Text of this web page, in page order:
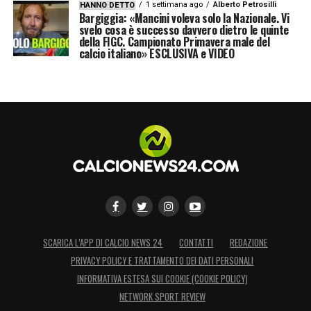
— Jocote de corona. (@llan_Gt)
December 22, 2018
— Will Doe 😇 (O.o)
(@WilLoSaintcross)December 22, 2018
LA PLAYLIST DELLE NOSTRE TOP NEWS
HANNO DETTO 1 settimana ago Alberto Petrosilli
Bargiggia: «Mancini voleva solo la Nazionale. Vi
svelo cosa è successo davvero dietro le quinte
della FIGC. Campionato Primavera male del
calcio italiano» ESCLUSIVA e VIDEO
SCARICA L’APP DI CALCIO NEWS 24 CONTATTI
REDAZIONE
PRIVACY POLICY E TRATTAMENTO DEI DATI PERSONALI
INFORMATIVA ESTESA SUI COOKIE (COOKIE POLICY)
NETWORK SPORT REVIEW